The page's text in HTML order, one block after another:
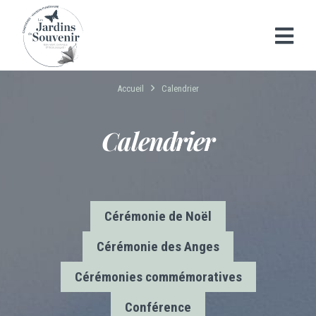
Calendrier
Cérémonie de Noël
Cérémonie des Anges
Cérémonies commémoratives
Conférence
Accueil Calendrier